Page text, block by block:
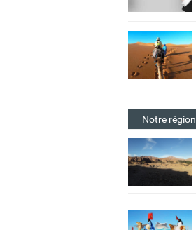
Notre région